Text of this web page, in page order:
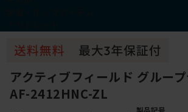
アクティブフィールド グルー
AF-2412HNC-ZL